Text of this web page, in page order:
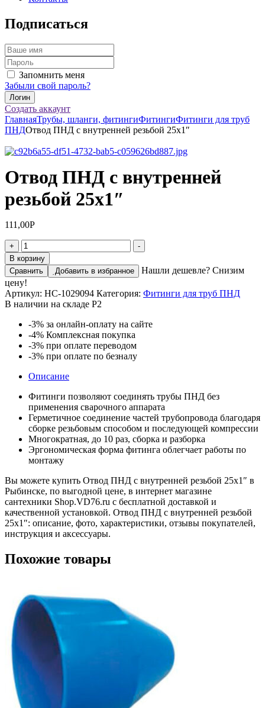
Подписаться
Запомнить меня
Забыли свой пароль?
Создать аккаунт
ГлавнаяТрубы, шланги, фитингиФитингиФитинги для труб
ПНДОтвод ПНД с внутренней резьбой 25х1″
Отвод ПНД с внутренней
резьбой 25х1″
111,00Р
+
Количество
товара
Отвод
ПНД
с
внутренней
резьбой
25х1"
-
В корзину
Сравнить
Добавить в избранное
Нашли дешевле? Снизим
цену!
Артикул: НС-1029094 Категория: Фитинги для труб ПНД
В наличии на складе Р2
-3% за онлайн-оплату на сайте
-4% Комплексная покупка
-3% при оплате переводом
-3% при оплате по безналу
Описание
Фитинги позволяют соединять трубы ПНД без
применения сварочного аппарата
Герметичное соединение частей трубопровода благодаря
сборке резьбовым способом и последующей компрессии
Многократная, до 10 раз, сборка и разборка
Эргономическая форма фитинга облегчает работы по
монтажу
Вы можете купить Отвод ПНД с внутренней резьбой 25х1″ в
Рыбинске, по выгодной цене, в интернет магазине
сантехники Shop.VD76.ru с бесплатной доставкой и
качественной установкой. Отвод ПНД с внутренней резьбой
25х1″: описание, фото, характеристики, отзывы покупателей,
инструкция и аксессуары.
Похожие товары